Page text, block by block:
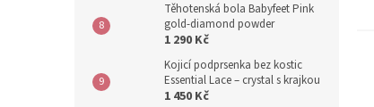
Těhotenská bola Babyfeet Pink
gold-diamond powder
1 290 Kč
Kojicí podprsenka bez kostic
Essential Lace – crystal s krajkou
1 450 Kč